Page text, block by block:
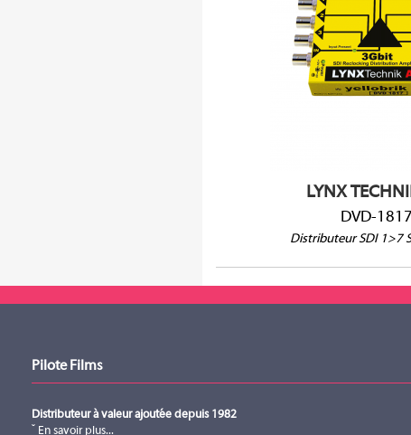
LYNX
DVD-1817
Distributeur SDI 1>7
1 entrée et 7 sorties
SDI jusqu'à 3 Gbit/s (1080p60)
Prise en charge des niveaux A
Pilote Films
Distributeur à valeur ajoutée depuis 1982
En savoir plus...